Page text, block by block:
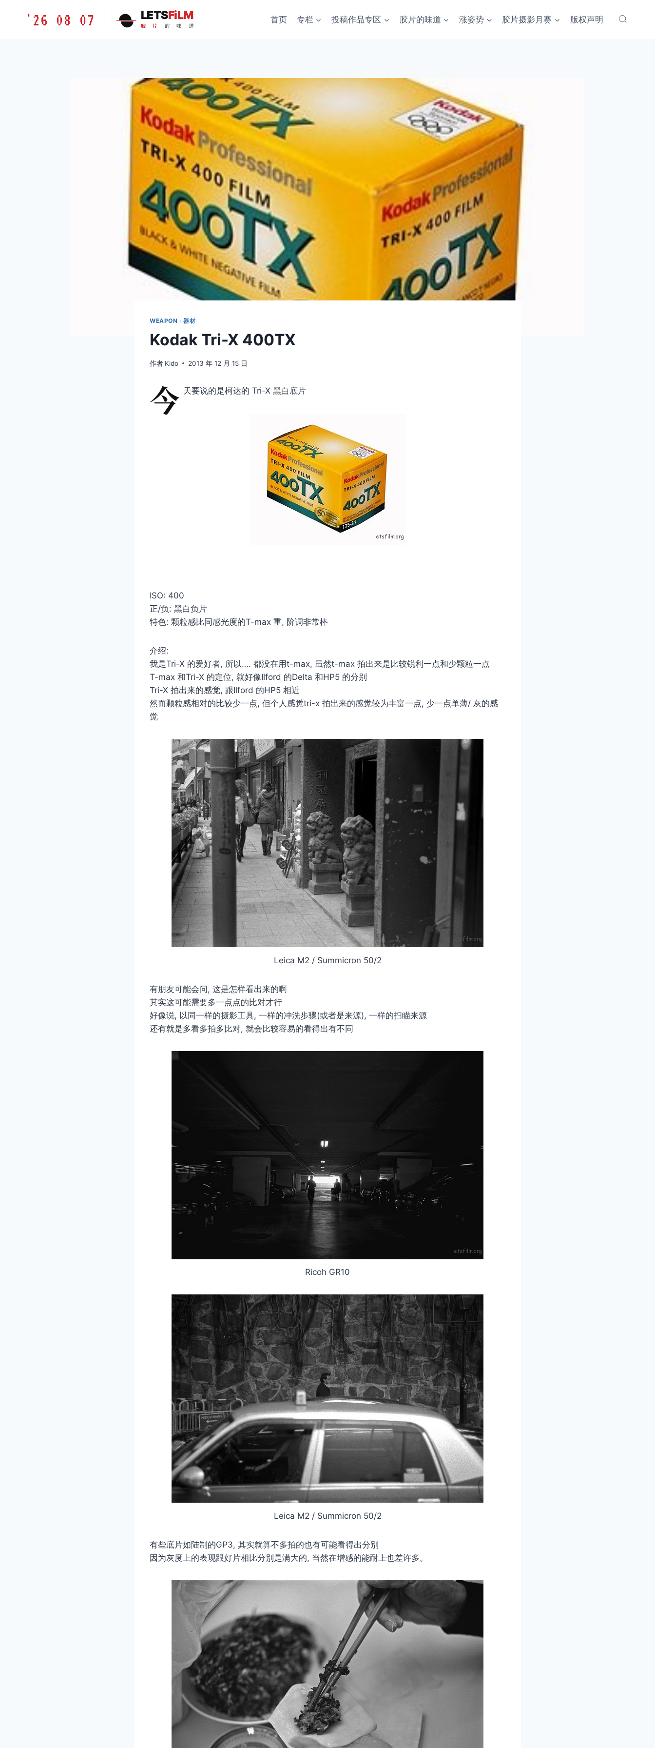
胶'26 08 07 LETSFiLM
胶 片 的 味 道
首页 专栏 投稿作品专区 胶片的味道 涨姿势 胶片摄影月赛 版权声明
WEAPON · 器材
Kodak Tri-X 400TX
作者 Kido 2013 年 12 月 15 日
今 天要说的是柯达的 Tri-X 黑白 底片
ISO: 400
正/负: 黑白负片
特色: 颗粒感比同感光度的T-max 重, 阶调非常棒
介绍:
我是Tri-X 的爱好者, 所以…. 都没在用t-max, 虽然t-max 拍出来是比较锐利一点和少颗粒一点
T-max 和Tri-X 的定位, 就好像Ilford 的Delta 和HP5 的分别
Tri-X 拍出来的感觉, 跟Ilford 的HP5 相近
然而颗粒感相对的比较少一点, 但个人感觉tri-x 拍出来的感觉较为丰富一点, 少一点单薄/ 灰的感
觉
Leica M2 / Summicron 50/2
有朋友可能会问, 这是怎样看出来的啊
其实这可能需要多一点点的比对才行
好像说, 以同一样的摄影工具, 一样的冲洗步骤(或者是来源), 一样的扫瞄来源
还有就是多看多拍多比对, 就会比较容易的看得出有不同
Ricoh GR10
Leica M2 / Summicron 50/2
有些底片如陆制的GP3, 其实就算不多拍的也有可能看得出分别
因为灰度上的表现跟好片相比分别是满大的, 当然在增感的能耐上也差许多。